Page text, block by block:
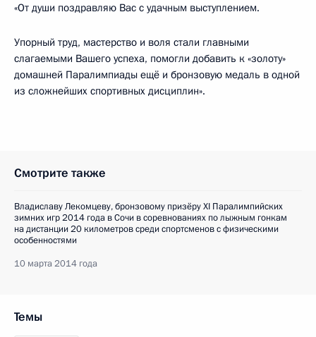
«От души поздравляю Вас с удачным выступлением.
Упорный труд, мастерство и воля стали главными
слагаемыми Вашего успеха, помогли добавить к «золоту»
домашней Паралимпиады ещё и бронзовую медаль в одной
из сложнейших спортивных дисциплин».
Смотрите также
Владиславу Лекомцеву, бронзовому призёру XI Паралимпийских
зимних игр 2014 года в Сочи в соревнованиях по лыжным гонкам
на дистанции 20 километров среди спортсменов с физическими
особенностями
10 марта 2014 года
Темы